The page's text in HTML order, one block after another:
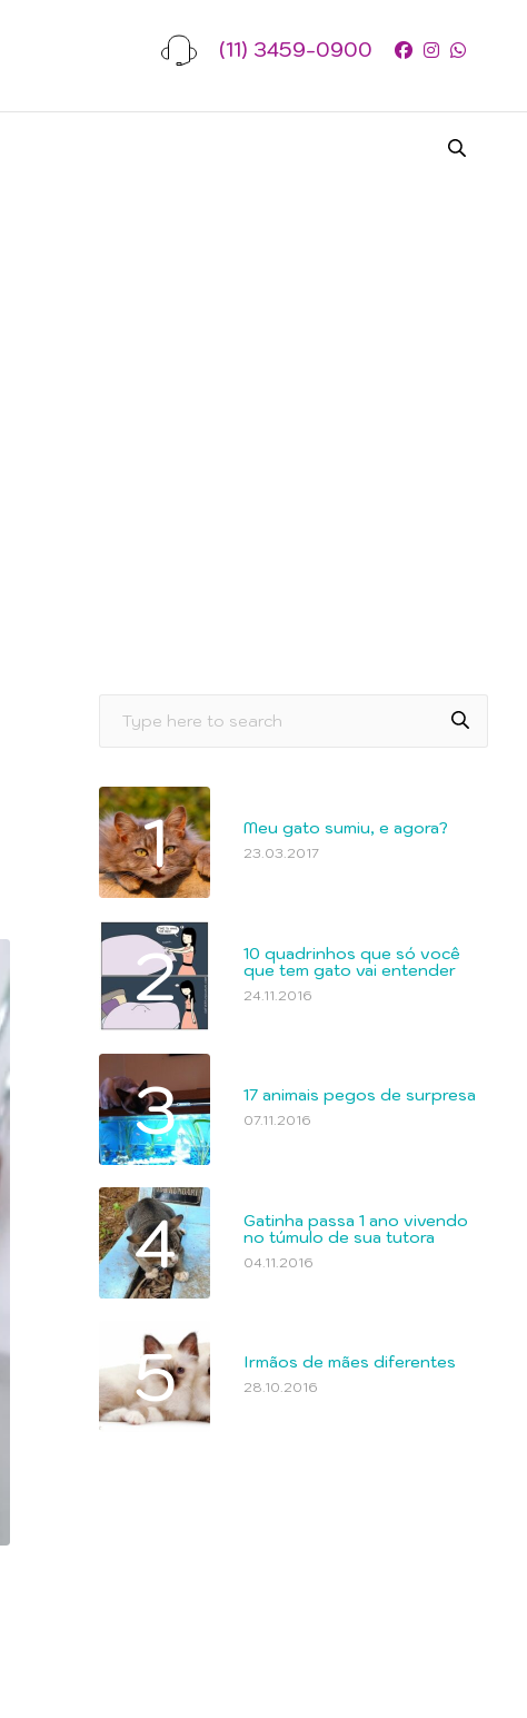
(11) 3459-0900
1 Meu gato sumiu, e agora?
23.03.2017
2
10 quadrinhos que só você
que tem gato vai entender
24.11.2016
3 17 animais pegos de surpresa
07.11.2016
4
Gatinha passa 1 ano vivendo
no túmulo de sua tutora
04.11.2016
5 Irmãos de mães diferentes
28.10.2016